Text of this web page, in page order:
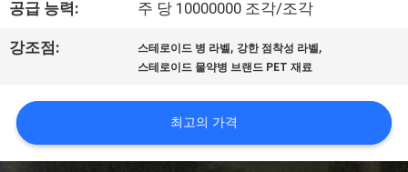
행
품
질
공급 능력: 주 당 10000000 조각/조각
강조점: 스테로이드 병 라벨, 강한 점착성 라벨,
스테로이드 물약병 브랜드 PET 재료
최고의 가격